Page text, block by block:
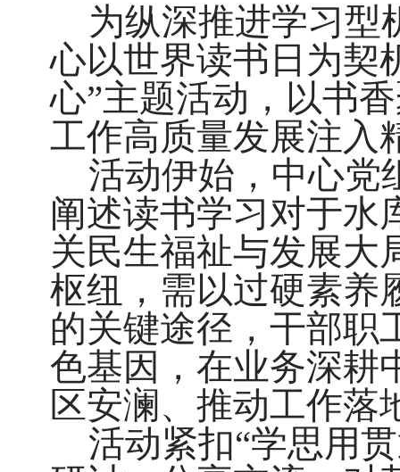
为纵深推进学习型
心以世界读书日为契
心”主题活动，以书
工作高质量发展注入
活动伊始，中心党
阐述读书学习对于水
关民生福祉与发展大
枢纽，需以过硬素养
的关键途径，干部职
色基因，在业务深耕
区安澜、推动工作落
活动紧扣“学思用